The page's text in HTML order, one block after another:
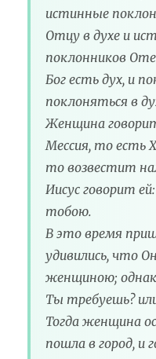
истинные
Отцу в духе и
поклонников
Бог есть дух, и
поклоняться в
Женщина
Мессия, то есть
то возвестит
Иисус говорит
тобою.
В это время
удивились, что
женщиною;
Ты требуешь?
Тогда женщина
пошла в город, и